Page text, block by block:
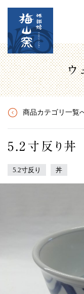
ウ
商品カテゴリ一覧
5.2寸反り
5.2寸反り 丼